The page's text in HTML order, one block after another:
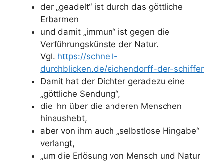
der „geadelt“ ist durch das göttliche
Erbarmen
und damit „immun“ ist gegen die
Verführungskünste der Natur.
Vgl. https://schnell-
durchblicken.de/eichendorff-der-schiffer
Damit hat der Dichter geradezu eine
„göttliche Sendung“,
die ihn über die anderen Menschen
hinaushebt,
aber von ihm auch „selbstlose Hingabe“
verlangt,
„um die Erlösung von Mensch und Natur